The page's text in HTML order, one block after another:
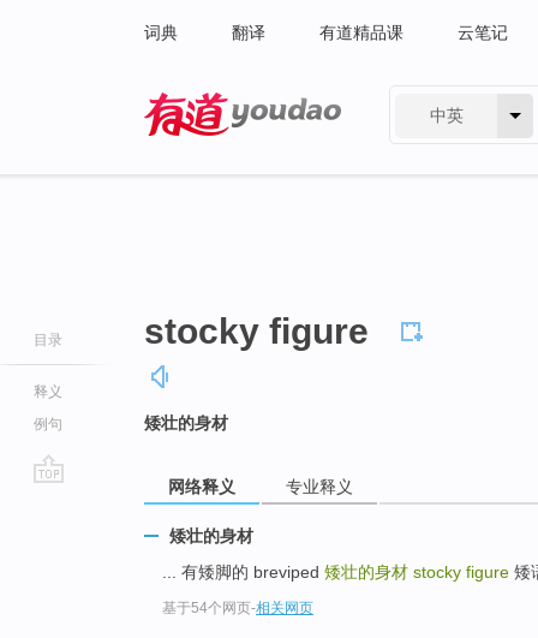
词典 翻译 有道精品课 云笔记
中英
目录
释义
例句
stocky figure
矮壮的身材
网络释义 专业释义
矮壮的身材
... 有矮脚的 breviped 矮壮的身材 stocky figure 矮
基于54个网页-相关网页